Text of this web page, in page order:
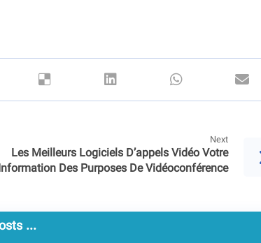
Next
Les Meilleurs Logiciels D’appels Vidéo Votre
Des Purposes De Vidéoconférence
...